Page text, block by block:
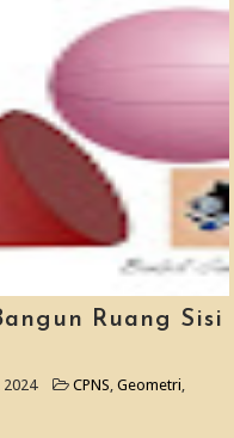
Ruang Sisi
2024 CPNS,Geometri,